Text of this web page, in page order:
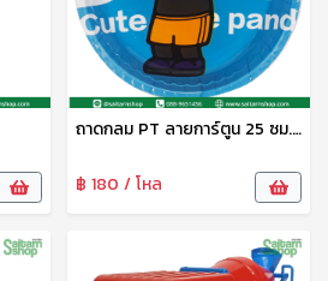
ถาดกลม PT ลายการ์ตูน 25 ซม. DM-1124005 Zonertoy
฿ 180 / โหล